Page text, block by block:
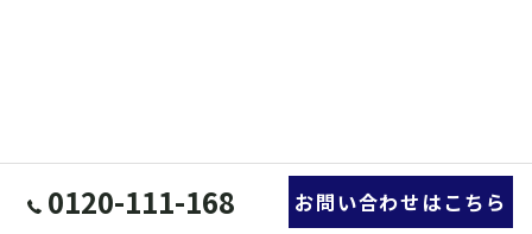
0120-111-168 お問い合わせはこちら